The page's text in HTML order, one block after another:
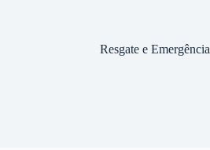
Resgate e Emergência